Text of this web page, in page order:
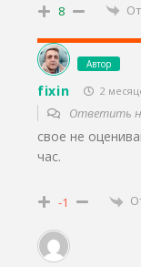
8
Автор
fixin 2
Ответить
свое не
час.
-1